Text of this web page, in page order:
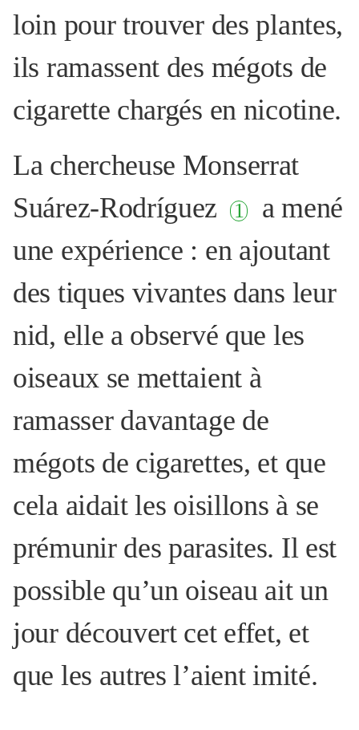
loin pour trouver des plantes,
ils ramassent des mégots de
cigarette chargés en nicotine.
La chercheuse Monserrat
Suárez-Rodríguez
1
a mené
une expérience : en ajoutant
des tiques vivantes dans leur
nid, elle a observé que les
oiseaux se mettaient à
ramasser davantage de
mégots de cigarettes, et que
cela aidait les oisillons à se
prémunir des parasites. Il est
possible qu’un oiseau ait un
jour découvert cet effet, et
que les autres l’aient imité.